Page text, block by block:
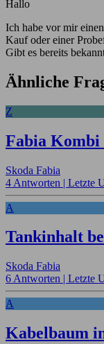
Hallo
Ich habe vor mir
Kauf oder einer
Gibt es bereits
Ähnliche
Z
Fabia Kombi
Skoda Fabia
4 Antworten | Letzte
A
Tankinhalt
Skoda Fabia
6 Antworten | Letzte
A
Kabelbaum